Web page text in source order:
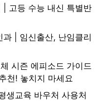
| 고등 수능 내신 특별반
과 | 임신출산, 난임클리
시즌 에피소드 가이드
천! 놓치지 마세요
생교육 바우처 사용처